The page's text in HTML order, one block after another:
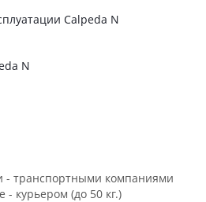
Calpeda N
N
- транспортными компаниями
- курьером (до 50 кг.)